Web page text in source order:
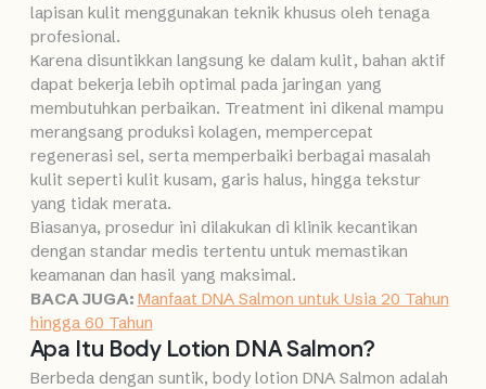
lapisan kulit menggunakan teknik khusus oleh tenaga
profesional.
Karena disuntikkan langsung ke dalam kulit, bahan aktif
dapat bekerja lebih optimal pada jaringan yang
membutuhkan perbaikan. Treatment ini dikenal mampu
merangsang produksi kolagen, mempercepat
regenerasi sel, serta memperbaiki berbagai masalah
kulit seperti kulit kusam, garis halus, hingga tekstur
yang tidak merata.
Biasanya, prosedur ini dilakukan di klinik kecantikan
dengan standar medis tertentu untuk memastikan
keamanan dan hasil yang maksimal.
BACA JUGA: Manfaat DNA Salmon untuk Usia 20 Tahun
hingga 60 Tahun
Apa Itu Body Lotion DNA Salmon?
Berbeda dengan suntik, body lotion DNA Salmon adalah